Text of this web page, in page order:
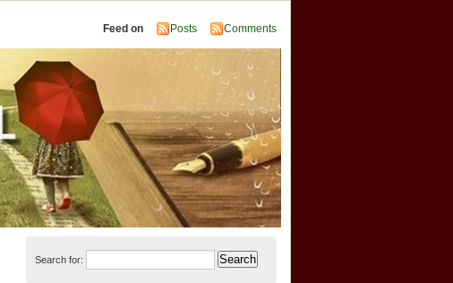
Feed on Posts Comments
Search for: